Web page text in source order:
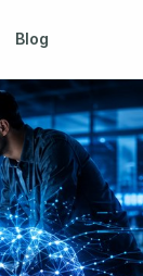
Blog